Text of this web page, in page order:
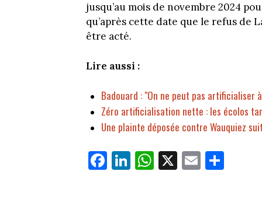
jusqu’au mois de novembre 2024
qu’après cette date que le refus de
être acté.
Lire aussi :
Badouard : "On ne peut pas artificialiser
Zéro artificialisation nette : les écolos
Une plainte déposée contre Wauquiez
Fa
ce
Li
nk
W
ha
X E
m